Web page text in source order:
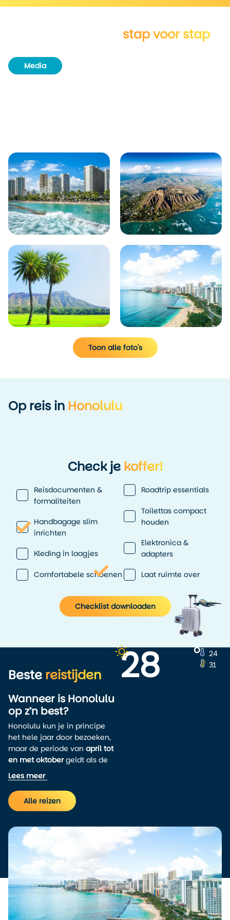
stap voor stap
Media
Toon alle foto's
Op reis in Honolulu
Check jekoffer!
Reisdocumenten &
formaliteiten
Handbagage slim
inrichten
Kleding in laagjes
Comfortabele schoenen
Roadtrip essentials
Toilettas compact
houden
Elektronica &
adapters
Laat ruimte over
Checklist downloaden
Bestereistijden
Wanneer is Honolulu
op z’n best?
Honolulu kun je in principe
het hele jaar door bezoeken,
maar de periode van april tot
en met oktobergeldt als de
meest aantrekkelijke tijd om
deze Hawaiiaanse stad te
ontdekken. In deze maanden
profiteer je van stabiel,
regen. De temperaturen
liggen gemiddeld tussen
24°C en 31°C
minimumtemperatuur
meestal niet onder de 20°C
duikt. Dat betekent dat je
vrijwel altijd met korte broek
en slippers vooruit kunt.
Lees meer
Alle reizen
28 o
24
31